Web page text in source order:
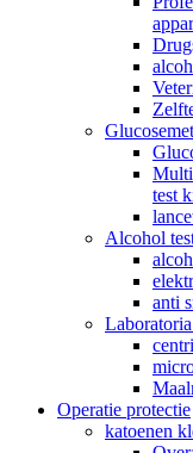
Multi
test
Alcohol
anti
Operatie protectie
katoenen